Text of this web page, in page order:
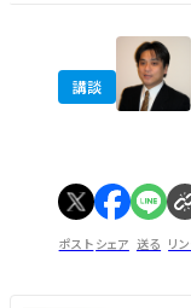
講談
ポスト シェア 送る リ